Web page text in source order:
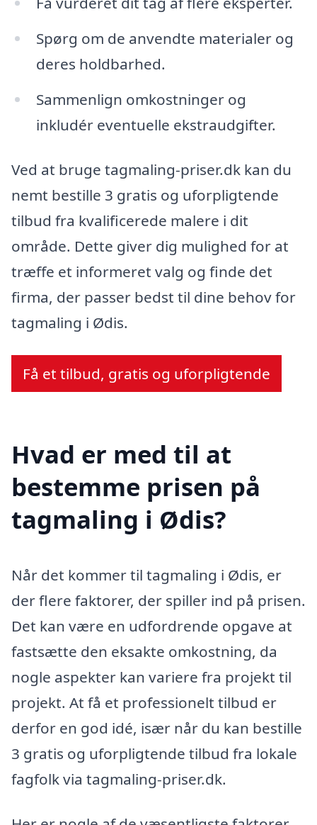
Spørg om de anvendte materialer og
deres holdbarhed.
Sammenlign omkostninger og
inkludér eventuelle ekstraudgifter.
Ved at bruge tagmaling-priser.dk kan du
nemt bestille 3 gratis og uforpligtende
tilbud fra kvalificerede malere i dit
område. Dette giver dig mulighed for at
træffe et informeret valg og finde det
firma, der passer bedst til dine behov for
tagmaling i Ødis.
Få et tilbud, gratis og uforpligtende
Hvad er med til at
bestemme prisen på
tagmaling i Ødis?
Når det kommer til tagmaling i Ødis, er
der flere faktorer, der spiller ind på prisen.
Det kan være en udfordrende opgave at
fastsætte den eksakte omkostning, da
nogle aspekter kan variere fra projekt til
projekt. At få et professionelt tilbud er
derfor en god idé, især når du kan bestille
3 gratis og uforpligtende tilbud fra lokale
fagfolk via tagmaling-priser.dk.